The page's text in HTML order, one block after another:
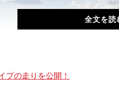
全文を読
プの走りを公開！